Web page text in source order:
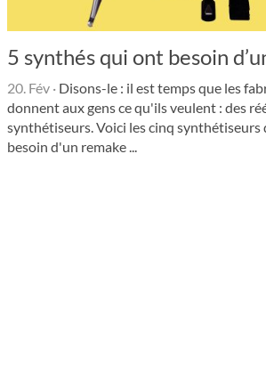
5 synthés qui ont besoin
20. Fév · Disons-le : il est temps que les
donnent aux gens ce qu'ils veulent : des
synthétiseurs. Voici les cinq synthétiseurs
besoin d'un remake ...